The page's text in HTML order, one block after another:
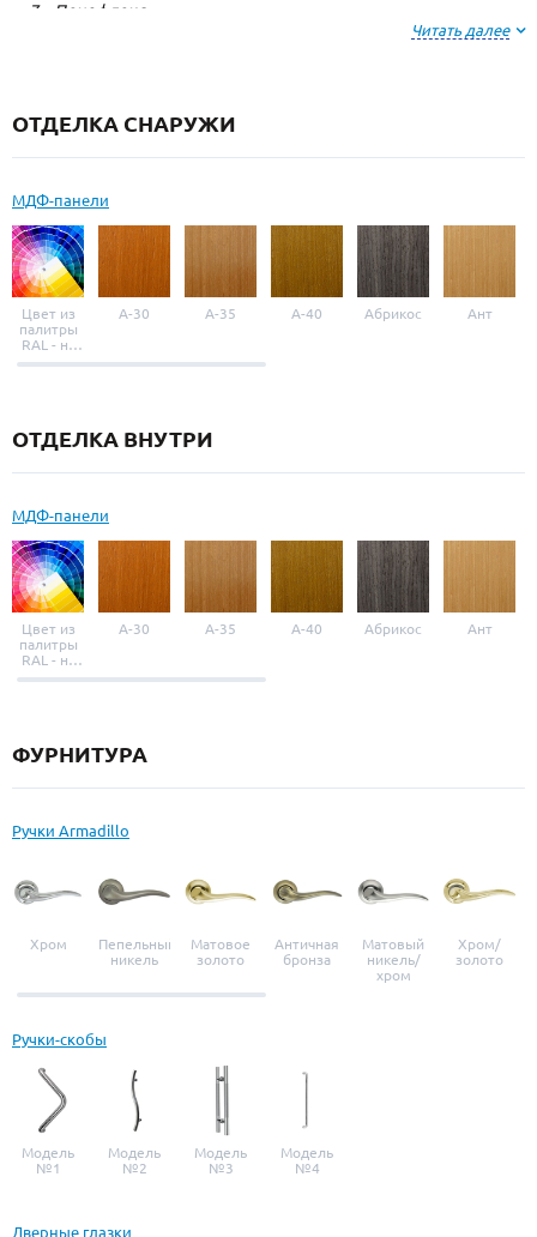
Пенофлекс
Резиновый уплотнитель
Читать далее
ОТДЕЛКА СНАРУЖИ
МДФ-панели
Цвет из
палитры
RAL - на
выбор
A-30 A-35 A-40 Абрикос Ант
ОТДЕЛКА ВНУТРИ
МДФ-панели
Цвет из
палитры
RAL - на
выбор
A-30 A-35 A-40 Абрикос Ант
ФУРНИТУРА
Ручки Armadillo
Хром
Пепельный
никель
Матовое
золото
Античная
бронза
Матовый
никель/
хром
Хром/
золото
Ручки-скобы
Модель
№1
Модель
№2
Модель
№3
Модель
№4
Дверные глазки